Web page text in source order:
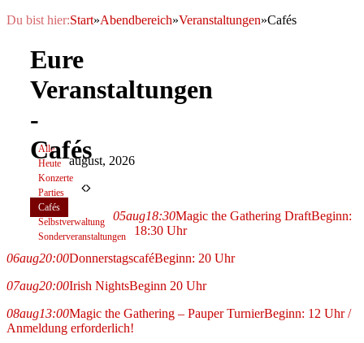
Du bist hier:Start»Abendbereich»Veranstaltungen»Cafés
Eure
Veranstaltungen
-
Cafés
Alle
Heute
Konzerte
Parties
Cafés
Selbstverwaltung
Sonderveranstaltungen
august, 2026
05aug18:30Magic the Gathering DraftBeginn:
18:30 Uhr
06aug20:00DonnerstagscaféBeginn: 20 Uhr
07aug20:00Irish NightsBeginn 20 Uhr
08aug13:00Magic the Gathering – Pauper TurnierBeginn: 12 Uhr /
Anmeldung erforderlich!